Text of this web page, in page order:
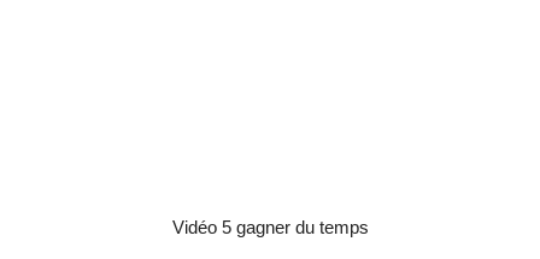
Vidéo 5 gagner du temps